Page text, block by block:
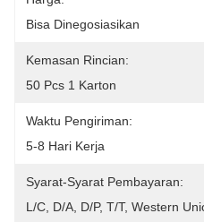
Bisa Dinegosiasikan
Kemasan Rincian:
50 Pcs 1 Karton
Waktu Pengiriman:
5-8 Hari Kerja
Syarat-Syarat Pembayaran:
L/C, D/A, D/P, T/T, Western